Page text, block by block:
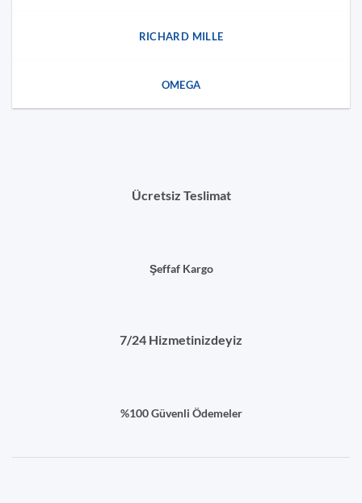
RICHARD MILLE
OMEGA
Ücretsiz Teslimat
Şeffaf Kargo
7/24 Hizmetinizdeyiz
%100 Güvenli Ödemeler